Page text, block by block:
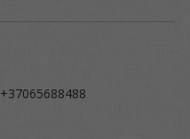
+37065688488